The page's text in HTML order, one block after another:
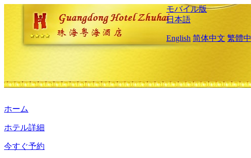
モバイル版
日本語
English 简体中文 繁體
ホーム
ホテル詳細
今すぐ予約